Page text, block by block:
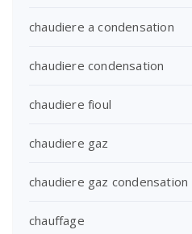
chaudiere a condensation
chaudiere condensation
chaudiere fioul
chaudiere gaz
chaudiere gaz condensation
chauffage